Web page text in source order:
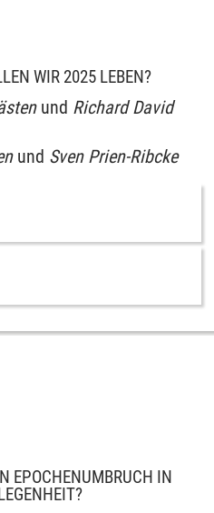
WIR 2025 LEBEN?
und Richard David
und Sven Prien-Ribcke
EPOCHENUMBRUCH IN